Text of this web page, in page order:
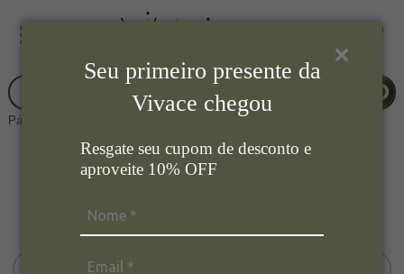
Seu primeiro presente da
Vivace chegou
Resgate seu cupom de desconto e
aproveite 10% OFF
Página Inicial